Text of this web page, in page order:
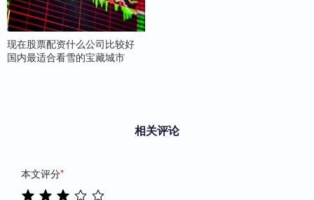
现在股票配资什么公司比较好
国内最适合看雪的宝藏城市
相关评论
本文评分*